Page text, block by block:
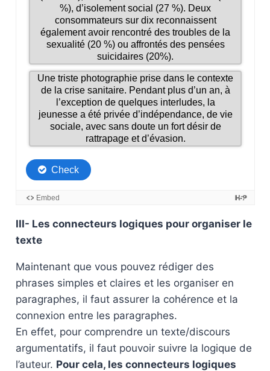
III- Les connecteurs logiques pour organiser le
texte
Maintenant que vous pouvez rédiger des
phrases simples et claires et les organiser en
paragraphes, il faut assurer la cohérence et la
connexion entre les paragraphes.
En effet, pour comprendre un texte/discours
argumentatifs, il faut pouvoir suivre la logique de
l’auteur. Pour cela, les connecteurs logiques